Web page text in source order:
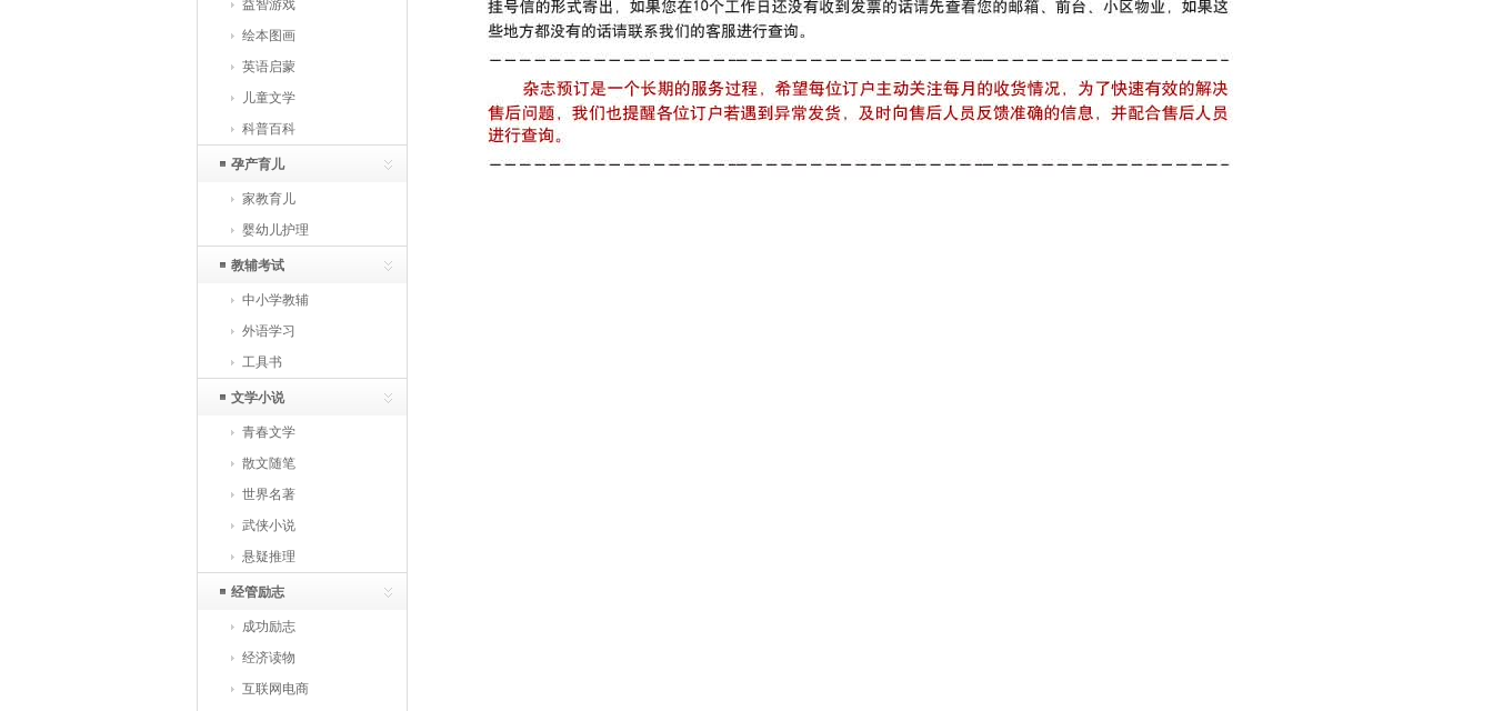
益智游戏
绘本图画
英语启蒙
儿童文学
科普百科
孕产育儿
家教育儿
婴幼儿护理
教辅考试
中小学教辅
外语学习
工具书
文学小说
青春文学
散文随笔
世界名著
武侠小说
悬疑推理
经管励志
成功励志
经济读物
互联网电商